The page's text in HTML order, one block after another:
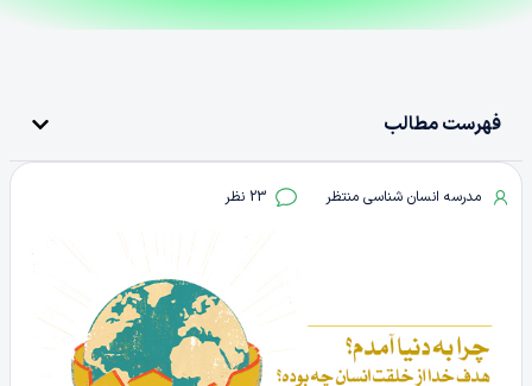
فهرست مطالب
مدرسه انسان شناسی منتظر 23 نظر